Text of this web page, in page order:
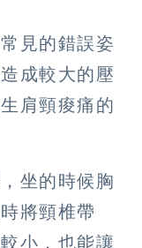
見的錯誤姿
成較大的壓
肩頸痠痛的
坐的時候胸
將頸椎帶
小，也能讓